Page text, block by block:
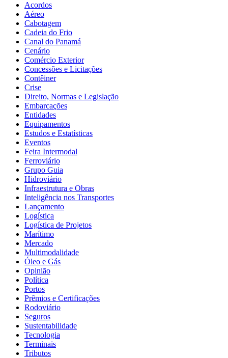
Acordos
Aéreo
Cabotagem
Cadeia do Frio
Canal do Panamá
Cenário
Comércio Exterior
Concessões e Licitações
Contêiner
Crise
Direito, Normas e Legislação
Embarcações
Entidades
Equipamentos
Estudos e Estatísticas
Eventos
Feira Intermodal
Ferroviário
Grupo Guia
Hidroviário
Infraestrutura e Obras
Inteligência nos Transportes
Lançamento
Logística
Logística de Projetos
Marítimo
Mercado
Multimodalidade
Óleo e Gás
Opinião
Política
Portos
Prêmios e Certificações
Rodoviário
Seguros
Sustentabilidade
Tecnologia
Terminais
Tributos